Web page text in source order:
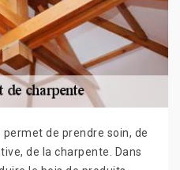
de prendre soin, de
de la charpente. Dans